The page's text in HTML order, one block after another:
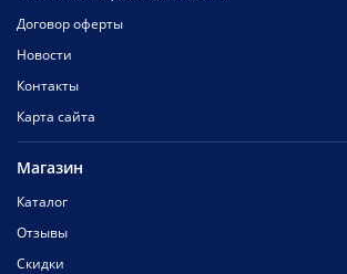
Договор оферты
Новости
Контакты
Карта сайта
Магазин
Каталог
Отзывы
Скидки